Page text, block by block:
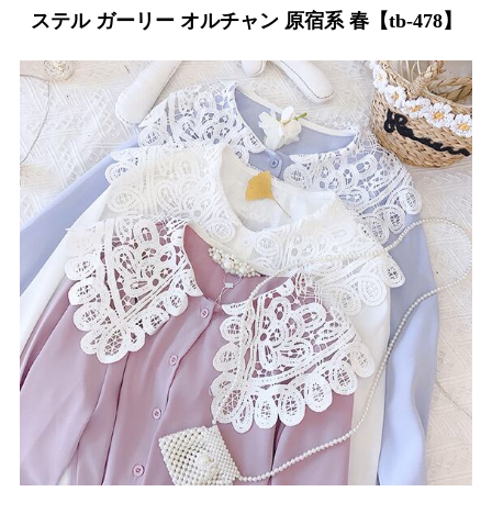
ステル ガーリー オルチャン 原宿系 春【tb-478】